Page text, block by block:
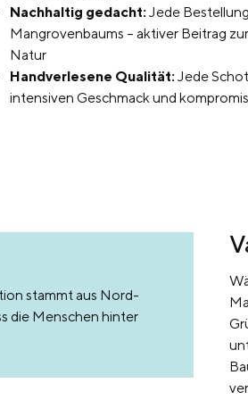
Nachhaltig gedacht: Jede
Mangrovenbaums – aktiver Beitrag
Natur
Handverlesene Qualität: Jede
intensiven Geschmack und
stammt aus Nord-
die Menschen hinter